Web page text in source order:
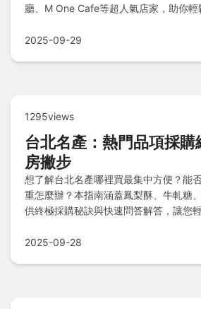
廳、M One Cafe等超人氣店家，助你輕
2025-09-29
1295views
台北名產：熱門品項採
房撇步
想了解台北名產哪裡買最集中方便？能
重怎麼辦？本指南涵蓋鳳梨酥、牛軋糖
供終極採購秘訣與快速問答解答，讓您
2025-09-28